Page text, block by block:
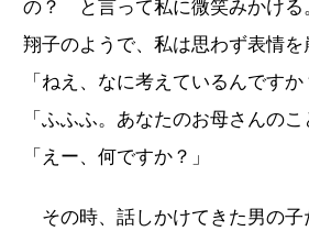
の？ と言って私に微笑みかける
翔子のようで、私は思わず表情を
「ねえ、なに考えているんですか
「ふふふ。あなたのお母さんのこ
「えー、何ですか？」
その時、話しかけてきた男の子